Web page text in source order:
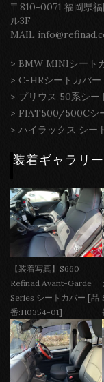
〒810-0071 福岡県
ル3F
MAIL
> BMW MINIシート
> C-HRシートカバー
> プリウス 50系シー
> FIAT500/500Cシ
> ハイラックス シー
装着ギャラリ
【装着写真】S660
Refinad Avant-Garde
Series シートカバー [品
番:H0354-01]